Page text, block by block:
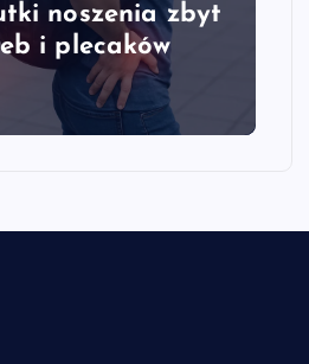
Jakie są objawy
kręgosłupa
28 lipca, 2026